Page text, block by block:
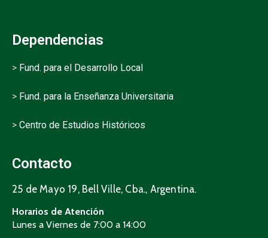
Dependencias
> Fund. para el Desarrollo Local
> Fund. para la Enseñanza Universitaria
> Centro de Estudios Históricos
Contacto
25 de Mayo 19, Bell Ville, Cba., Argentina.
Horarios de Atención
Lunes a Viernes de 7:00 a 14:00